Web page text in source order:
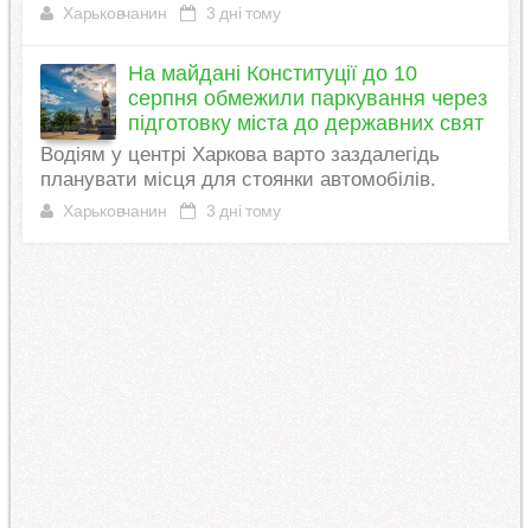
Харьковчанин 3 дні тому
На майдані Конституції до 10
серпня обмежили паркування через
підготовку міста до державних свят
Водіям у центрі Харкова варто заздалегідь
планувати місця для стоянки автомобілів.
Харьковчанин 3 дні тому